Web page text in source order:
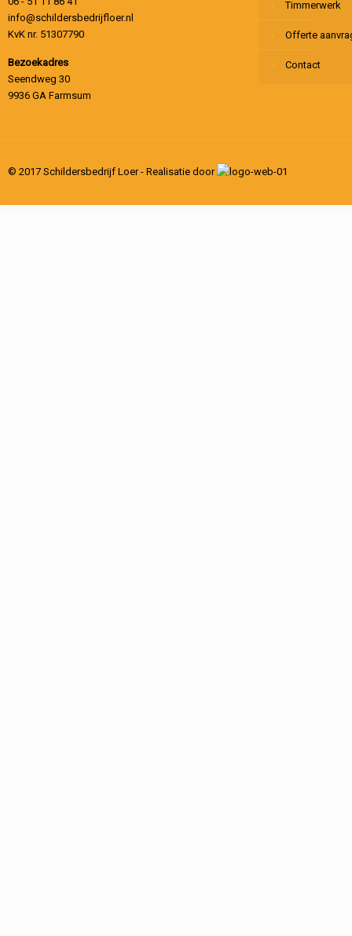
info@schildersbedrijfloer.nl
KvK nr. 51307790
Bezoekadres
Seendweg 30
9936 GA Farmsum
Timmerwerk
Offerte
Contact
© 2017 Schildersbedrijf Loer - Realisatie door